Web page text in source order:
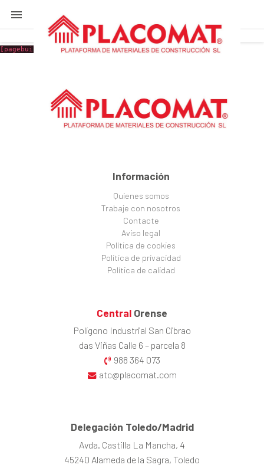

[pagebuilder id="9"]
Información
Quienes somos
Trabaje con nosotros
Contacte
Aviso legal
Política de cookies
Política de privacidad
Política de calidad
Central Orense
Polígono Industrial San Cibrao
das Viñas Calle 6 – parcela 8
988 364 073
atc@placomat.com
Delegación Toledo/Madrid
Avda. Castilla La Mancha, 4
45240 Alameda de la Sagra, Toledo